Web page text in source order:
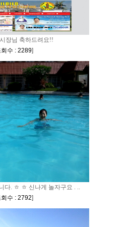
장님 축하드려요!!
수 : 2289]
다. ㅎ ㅎ 신나게 놀자구요 . ..
수 : 2792]